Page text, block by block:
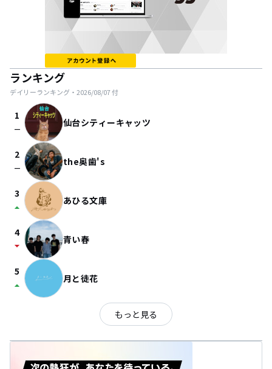
ランキング
デイリーランキング・ 2026/08/07付
1
check_indeterminate_small 仙台シティーキャッツ
2
check_indeterminate_small the奥歯's
3
arrow_drop_up あひる文庫
4
arrow_drop_down 青い春
5
arrow_drop_up 月と徒花
もっと見る